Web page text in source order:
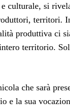
culturale, si
territori.
produttiva ci
territorio.
che sarà
e la sua